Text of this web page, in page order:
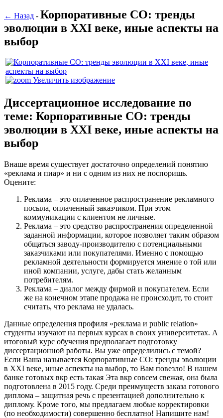
← Назад - Корпоративные СО: тренды
эволюции в XXI веке, иные аспекты на
выбор
Увеличить изображение
Диссертационное исследование по
теме: Корпоративные СО: тренды
эволюции в XXI веке, иные аспекты на
выбор
Внаше время существует достаточно определений понятию
«реклама и пиар» и ни с одним из них не поспоришь.
Оцените:
Реклама – это оплаченное распространение рекламного
посыла, оплаченный заказчиком. При этом
коммуникации с клиентом не личные.
Реклама – это средство распространения определенной
заданной информации, которое позволяет таким образом
общаться заводу-производителю с потенциальными
заказчиками или покупателями. Именно с помощью
рекламной деятельности формируется мнение о той или
иной компании, услуге, дабы стать желанным
потребителям.
Реклама – диалог между фирмой и покупателем. Если
же на конечном этапе продажа не происходит, то стоит
считать, что реклама не удалась.
Данные определения профиля «реклама и public relation»
студенты изучают на первых курсах в своих университетах. А
итоговый курс обучения предполагает подготовку
диссертационной работы. Вы уже определились с темой?
Если Ваша называется Корпоративные СО: тренды эволюции
в XXI веке, иные аспекты на выбор, то Вам повезло! В нашем
банке готовых вкр есть такая Эта вкр совсем свежая, она была
подготовлена в 2015 году. Среди преимуществ заказа готового
диплома – защитная речь с презентацией дополнительно к
диплому. Кроме того, мы предлагаем любые корректировки
(по необходимости) совершенно бесплатно! Напишите нам!